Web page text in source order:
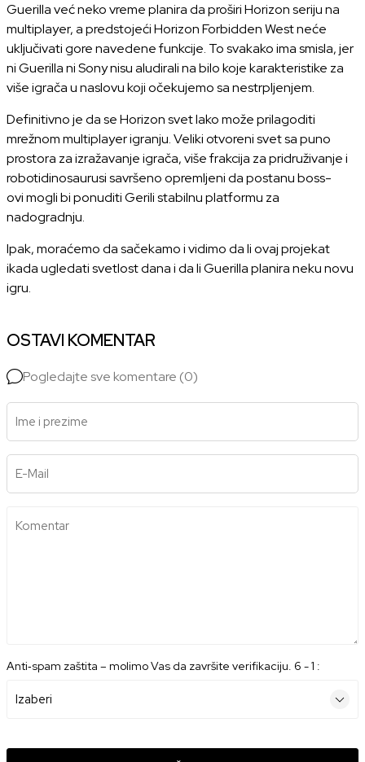
Guerilla već neko vreme planira da proširi Horizon seriju na
multiplayer, a predstojeći Horizon Forbidden West neće
uključivati gore navedene funkcije. To svakako ima smisla, jer
ni Guerilla ni Sony nisu aludirali na bilo koje karakteristike za
više igrača u naslovu koji očekujemo sa nestrpljenjem.
Definitivno je da se Horizon svet lako može prilagoditi
mrežnom multiplayer igranju. Veliki otvoreni svet sa puno
prostora za izražavanje igrača, više frakcija za pridruživanje i
robotidinosaurusi savršeno opremljeni da postanu boss-
ovi mogli bi ponuditi Gerili stabilnu platformu za
nadogradnju.
Ipak, moraćemo da sačekamo i vidimo da li ovaj projekat
ikada ugledati svetlost dana i da li Guerilla planira neku novu
igru.
OSTAVI KOMENTAR
Pogledajte sve komentare (0)
Ime i prezime
E-Mail
Komentar
Anti‑spam zaštita – molimo Vas da završite verifikaciju. 6 - 1 :